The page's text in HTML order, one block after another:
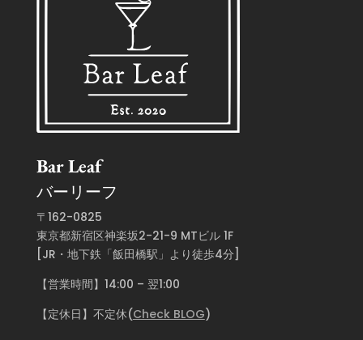
Bar Leaf
バーリーフ
〒162-0825
東京都新宿区神楽坂2-21-9 MTビル 1F
[JR・地下鉄「飯田橋駅」より徒歩4分]
【営業時間】14:00 – 翌1:00
【定休日】不定休(Check BLOG)